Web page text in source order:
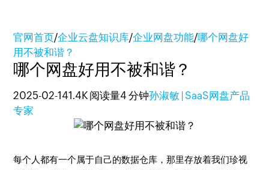
官网首页/企业云盘知识库/企业网盘功能/哪个网盘好
用不被和谐？
哪个网盘好用不被和谐？
2025-02-141.4K 阅读量4 分钟孙淑敏 | SaaS网盘产品
专家
每个人都有一个属于自己的数据仓库，那里存放着我们珍视